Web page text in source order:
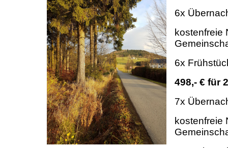
6x
kostenfreie
6x
498,- € für
7x
kostenfreie